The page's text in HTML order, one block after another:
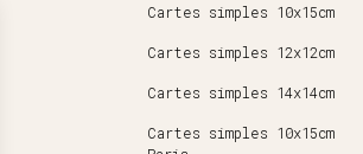
Cartes simples 10x15cm
Cartes simples 12x12cm
Cartes simples 14x14cm
Cartes simples 10x15cm